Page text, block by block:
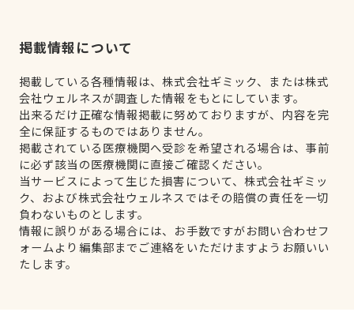
掲載情報について
掲載している各種情報は、株式会社ギミック、または株式
会社ウェルネスが調査した情報をもとにしています。
出来るだけ正確な情報掲載に努めておりますが、内容を完
全に保証するものではありません。
掲載されている医療機関へ受診を希望される場合は、事前
に必ず該当の医療機関に直接ご確認ください。
当サービスによって生じた損害について、株式会社ギミッ
ク、および株式会社ウェルネスではその賠償の責任を一切
負わないものとします。
情報に誤りがある場合には、お手数ですがお問い合わせフ
ォームより編集部までご連絡をいただけますようお願いい
たします。